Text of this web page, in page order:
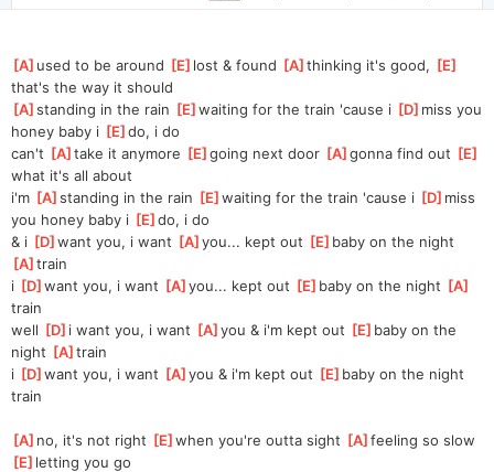
[A ]used to be around [E ]lost & found [A ]thinking it's good, [E
that's the way it should
[A ]
standing in the rain [E ]
waiting for the train 'cause i [D ]miss you
honey baby i [E ]
do, i do
can't [A ]take it anymore [E ]
going next door [A ]
gonna find out [E
what it's all about
i'm [A ]
standing in the rain [E ]
waiting for the train 'cause i [D ]miss
you honey baby i [E ]
do, i do
& i [D ]
want you, i want [A ]
you... kept out [E ]baby on the night
A ]train
i [D ]
want you, i want [A ]
you... kept out [E ]baby on the night [A
train
well [D ]i want you, i want [A ]
you & i'm kept out [E ]baby on the
night [A ]train
i [D ]
want you, i want [A ]
you & i'm kept out [E ]baby on the night
train
[A ]no, it's not right [E ]
when you're outta sight [A ]
feeling so slow
E ]letting you go